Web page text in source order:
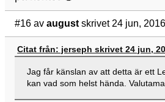
#16 av august skrivet 24 jun,
Citat från: jerseph skrivet 24 jun,
Jag får känslan av att detta är ett
kan vad som helst hända.